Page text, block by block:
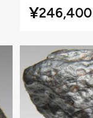
¥246,400